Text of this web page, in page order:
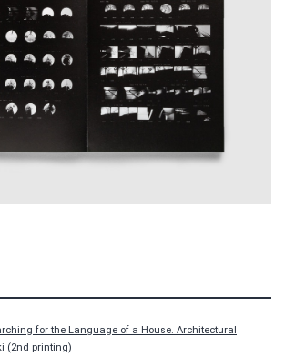
for the Language of a House. Architectural
(2nd printing)